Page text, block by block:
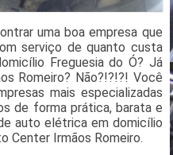
uma boa empresa que
serviço de quanto custa
Freguesia do Ó? Já
Romeiro? Não?!?!?! Você
mais especializadas
de forma prática, barata e
auto elétrica em domicílio
Center Irmãos Romeiro.